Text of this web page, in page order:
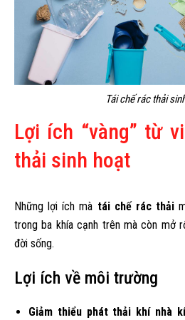
Tái chế rác thải
Lợi ích “vàng” từ
thải sinh hoạt
Những lợi ích mà tái chế rác thải
trong ba khía cạnh trên mà còn mở
đời sống.
Lợi ích về môi trường
Giảm thiểu phát thải khí nhà